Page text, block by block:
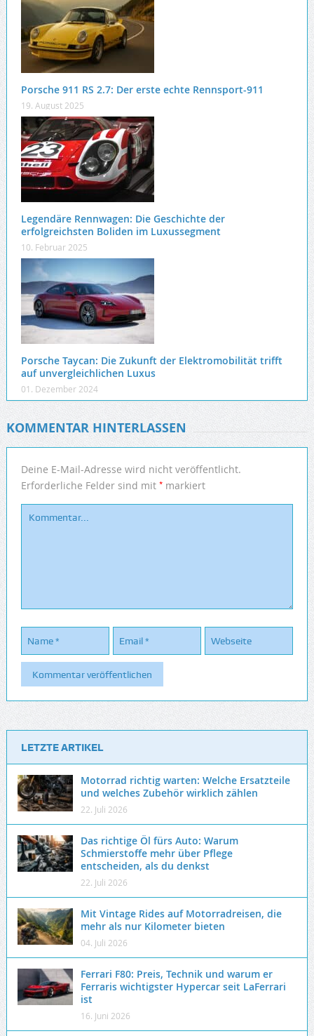
Porsche 911 RS 2.7: Der erste echte Rennsport-911
19. August 2025
Legendäre Rennwagen: Die Geschichte der
erfolgreichsten Boliden im Luxussegment
10. Februar 2025
Porsche Taycan: Die Zukunft der Elektromobilität trifft
auf unvergleichlichen Luxus
01. Dezember 2024
KOMMENTAR HINTERLASSEN
Deine E-Mail-Adresse wird nicht veröffentlicht.
Erforderliche Felder sind mit *markiert
LETZTE ARTIKEL
Motorrad richtig warten: Welche Ersatzteile
und welches Zubehör wirklich zählen
22. Juli 2026
Das richtige Öl fürs Auto: Warum
Schmierstoffe mehr über Pflege
entscheiden, als du denkst
22. Juli 2026
Mit Vintage Rides auf Motorradreisen, die
mehr als nur Kilometer bieten
04. Juli 2026
Ferrari F80: Preis, Technik und warum er
Ferraris wichtigster Hypercar seit LaFerrari
ist
16. Juni 2026